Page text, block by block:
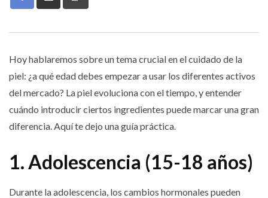
Hoy hablaremos sobre un tema crucial en el cuidado de la
piel: ¿a qué edad debes empezar a usar los diferentes activos
del mercado? La piel evoluciona con el tiempo, y entender
cuándo introducir ciertos ingredientes puede marcar una gran
diferencia. Aquí te dejo una guía práctica.
1. Adolescencia (15-18 años)
Durante la adolescencia, los cambios hormonales pueden